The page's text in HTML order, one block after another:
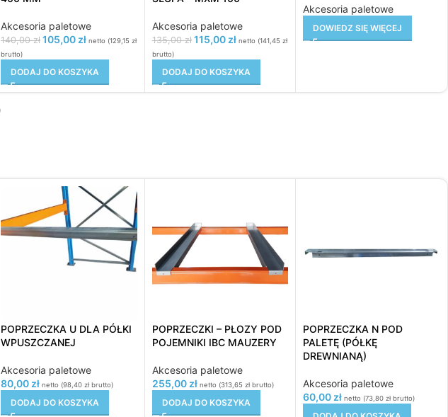
Akcesoria paletowe
140,00zł 105,00 zł netto (129,15 zł
brutto)
DODAJ DO KOSZYKA
Akcesoria paletowe
135,00zł 115,00 zł netto (141,45 zł
brutto)
DODAJ DO KOSZYKA
Akcesoria paletowe
DOWIEDZ SIĘ WIĘCEJ
POPRZECZKA U DLA PÓŁKI
WPUSZCZANEJ
Akcesoria paletowe
80,00 zł netto (98,40 złbrutto)
DODAJ DO KOSZYKA
POPRZECZKI – PŁOZY POD
POJEMNIKI IBC MAUZERY
Akcesoria paletowe
255,00 zł netto (313,65 złbrutto)
DODAJ DO KOSZYKA
POPRZECZKA N POD
PALETĘ (PÓŁKĘ
DREWNIANĄ)
Akcesoria paletowe
60,00 zł netto (73,80zł brutto)